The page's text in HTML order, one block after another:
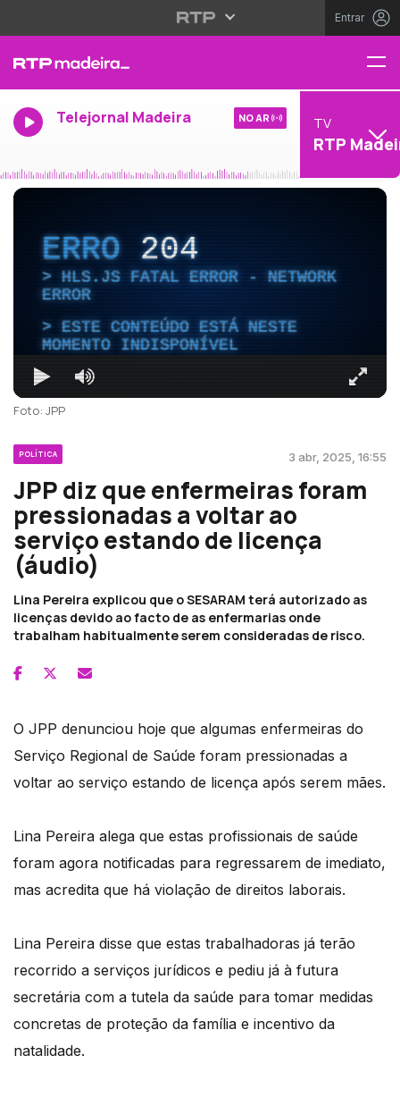
Entrar
Telejornal Madeira NO AR TV
RTP
ERRO204
HLS.JS FATAL ERROR - NETWORK
ERROR
ESTE CONTEÚDO ESTÁ NESTE
MOMENTO INDISPONÍVEL
Foto: JPP
POLÍTICA 3 abr, 2025, 16:55
JPP diz que enfermeiras foram
pressionadas a voltar ao
serviço estando de licença
(áudio)
Lina Pereira explicou que o SESARAM terá autorizado as
licenças devido ao facto de as enfermarias onde
trabalham habitualmente serem consideradas de risco.
O JPP denunciou hoje que algumas enfermeiras do
Serviço Regional de Saúde foram pressionadas a
voltar ao serviço estando de licença após serem mães.
Lina Pereira alega que estas profissionais de saúde
foram agora notificadas para regressarem de imediato,
mas acredita que há violação de direitos laborais.
Lina Pereira disse que estas trabalhadoras já terão
recorrido a serviços jurídicos e pediu já à futura
secretária com a tutela da saúde para tomar medidas
concretas de proteção da família e incentivo da
natalidade.